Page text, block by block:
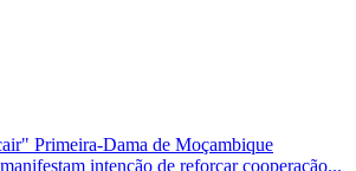
Primeira-Dama de Moçambique
intenção de reforçar cooperação...